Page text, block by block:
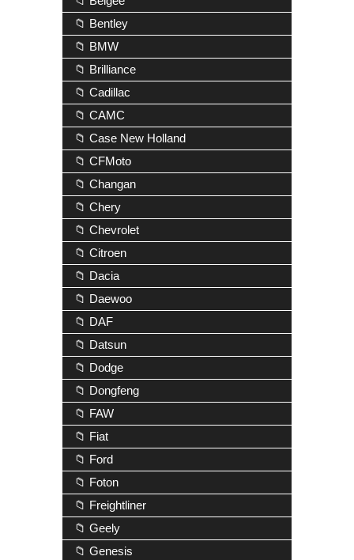
📁 Bentley
📁 BMW
📁 Brilliance
📁 Cadillac
📁 CAMC
📁 Case New Holland
📁 CFMoto
📁 Changan
📁 Chery
📁 Chevrolet
📁 Citroen
📁 Dacia
📁 Daewoo
📁 DAF
📁 Datsun
📁 Dodge
📁 Dongfeng
📁 FAW
📁 Fiat
📁 Ford
📁 Foton
📁 Freightliner
📁 Geely
📁 Genesis